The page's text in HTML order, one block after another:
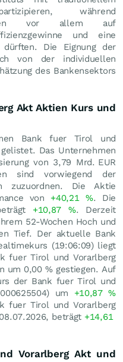
während
vor allem auf
und eine
dürften. Die Eignung der
von der individuellen
des Bankensektors
Akt Aktien Kurs und
Bank fuer Tirol und
Das Unternehmen
von 3,79 Mrd. EUR
sind vorwiegend der
zuzuordnen. Die Aktie
von +40,21%. Die
+10,87 %. Derzeit
52-Wochen Hoch und
Tief. Der aktuelle Bank
(19:06:09) liegt
fuer Tirol und Vorarlberg
um 0,00 %gestiegen. Auf
der Bank fuer Tirol und
um +10,87%
fuer Tirol und Vorarlberg
beträgt +14,61
Vorarlberg Akt und